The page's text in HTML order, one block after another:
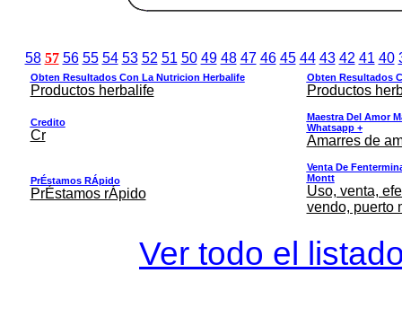
58 57 56 55 54 53 52 51 50 49 48 47 46 45 44 43 42 41 40
Obten Resultados Con La Nutricion Herbalife
Productos herbalife
Obten Resultados
Productos
Credito
Cr
Maestra Del Amor
Whatsapp +
Amarres de
PrÉstamos RÁpido
PrÉstamos rÁpido
Venta De
Montt
Uso, venta,
vendo, puerto
Ver todo el